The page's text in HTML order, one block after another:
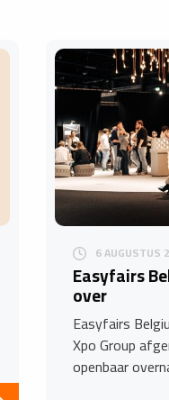
6 AUGUSTUS
Easyfairs
over
Easyfairs
Xpo Group
openbaar